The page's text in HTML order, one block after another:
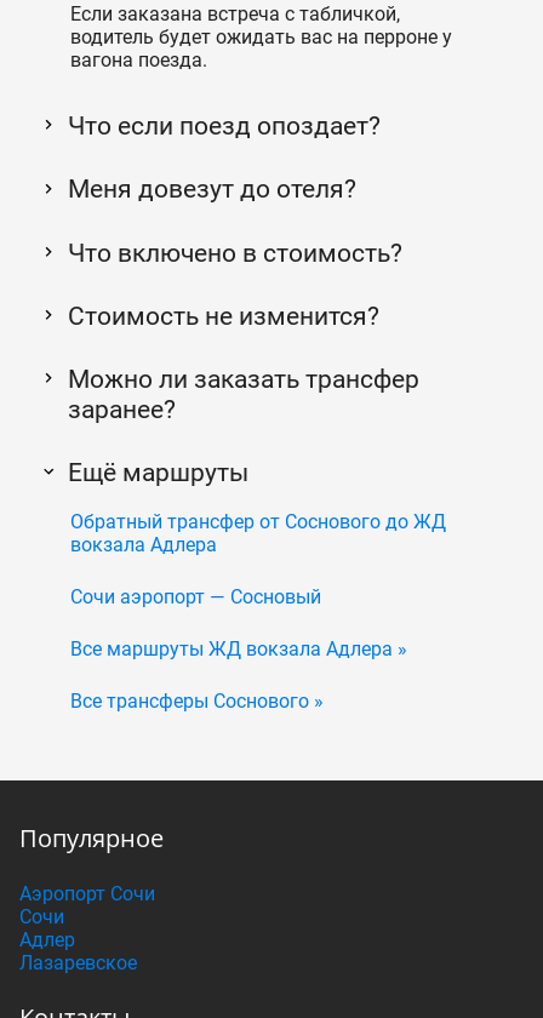
Если заказана встреча с табличкой,
водитель будет ожидать вас на перроне у
вагона поезда.
Что если поезд опоздает?
Меня довезут до отеля?
Что включено в стоимость?
Стоимость не изменится?
Можно ли заказать трансфер
заранее?
Ещё маршруты
Обратный трансфер от Соснового до ЖД
вокзала Адлера
Сочи аэропорт — Сосновый
Все маршруты ЖД вокзала Адлера »
Все трансферы Соснового »
Популярное
Аэропорт Сочи
Сочи
Адлер
Лазаревское